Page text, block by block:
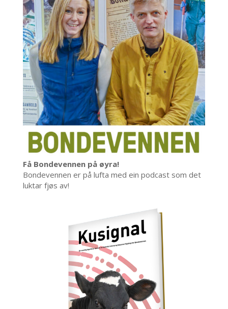
Få Bondevennen på øyra!
Bondevennen er på lufta med ein podcast som det
luktar fjøs av!